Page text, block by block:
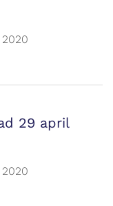
2020
29 april
2020